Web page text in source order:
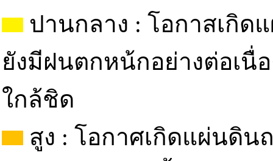
ปานกลาง : โอกาสเกิด
ยังมีฝนตกหน้กอย่างต่อเนื่
ใกล้ชิด
สูง : โอกาศเกิดแผ่นดิน